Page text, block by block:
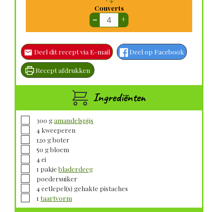
Couverts
– +
Deel dit recept via E-mail Deel op Facebook
Recept afdrukken
Ingrediënten
▢
300 gamandelspijs
▢
4 kweeperen
▢
120 gboter
▢
50 gbloem
▢
4ei
▢1 pakje bladerdeeg
▢
poedersuiker
▢
4eetlepel(s) gehakte pistaches
▢1 taartvorm